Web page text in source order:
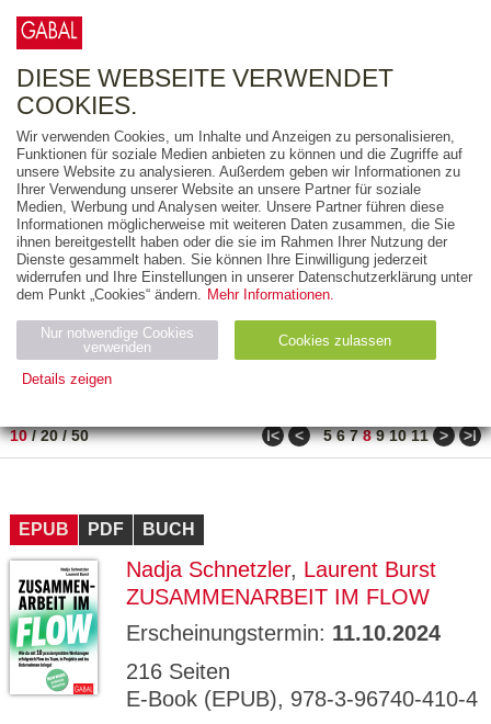
FREITEXT
AUSGABEART
AUS DER REIHE
ZUM THEMA
Neuerscheinung
Bestseller
PREIS
10/20/50 ǀ< < 5 6 7 8 9 10 11 > >ǀ
EPUB PDF BUCH
Nadja Schnetzler, Laurent Burst
ZUSAMMENARBEIT IM FLOW
Erscheinungstermin: 11.10.2024
216 Seiten
E-Book (EPUB), 978-3-96740-410-4
DIESE WEBSEITE VERWENDET
COOKIES.
Wir verwenden Cookies, um Inhalte und Anzeigen zu personalisieren,
Funktionen für soziale Medien anbieten zu können und die Zugriffe auf
unsere Website zu analysieren. Außerdem geben wir Informationen zu
Ihrer Verwendung unserer Website an unsere Partner für soziale
Medien, Werbung und Analysen weiter. Unsere Partner führen diese
Informationen möglicherweise mit weiteren Daten zusammen, die Sie
ihnen bereitgestellt haben oder die sie im Rahmen Ihrer Nutzung der
Dienste gesammelt haben. Sie können Ihre Einwilligung jederzeit
widerrufen und Ihre Einstellungen in unserer Datenschutzerklärung unter
dem Punkt „Cookies“ ändern. Mehr Informationen.
Nur notwendige Cookies
verwenden
Cookies zulassen
Details zeigen
Name Zweck
Ty
ESSION
_ID
verlag.
de
Session verwendet
GV_CO
OKIES
gabal-
de
Speichert den Zustimmungsstatus des
Benutzers für Cookies auf der aktuellen
Domäne.
90
ge